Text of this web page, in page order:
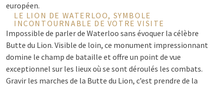
européen.
LE LION DE WATERLOO, SYMBOLE
INCONTOURNABLE DE VOTRE VISITE
Impossible de parler de Waterloo sans évoquer la célèbre
Butte du Lion. Visible de loin, ce monument impressionnant
domine le champ de bataille et offre un point de vue
exceptionnel sur les lieux où se sont déroulés les combats.
Gravir les marches de la Butte du Lion, c’est prendre de la